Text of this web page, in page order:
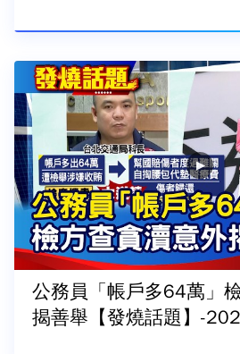
公務員「帳戶多64萬」
揭善舉【發燒話題】-